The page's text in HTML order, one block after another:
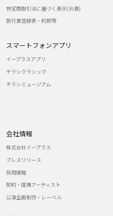
特定商取引法に基づく表示(お酒)
旅行業登録表・約款等
スマートフォンアプリ
イープラスアプリ
チラシクラシック
チラシミュージアム
会社情報
株式会社イープラス
プレスリリース
採用情報
契約・提携アーティスト
公演企画制作・レーベル